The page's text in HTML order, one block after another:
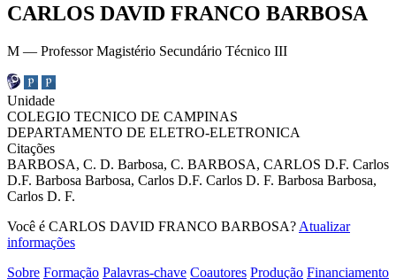
CARLOS DAVID FRANCO BARBOSA
M — Professor Magistério Secundário Técnico III
Unidade
COLEGIO TECNICO DE CAMPINAS
DEPARTAMENTO DE ELETRO-ELETRONICA
Citações
BARBOSA, C. D. Barbosa, C. BARBOSA, CARLOS D.F. Carlos
D.F. Barbosa Barbosa, Carlos D.F. Carlos D. F. Barbosa Barbosa,
Carlos D. F.
Você é CARLOS DAVID FRANCO BARBOSA? Atualizar
informações
Sobre Formação Palavras-chave Coautores Produção Financiamento